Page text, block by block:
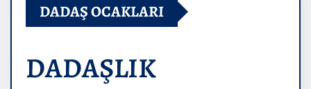
DADAŞ OCAKLARI
DADAŞLIK